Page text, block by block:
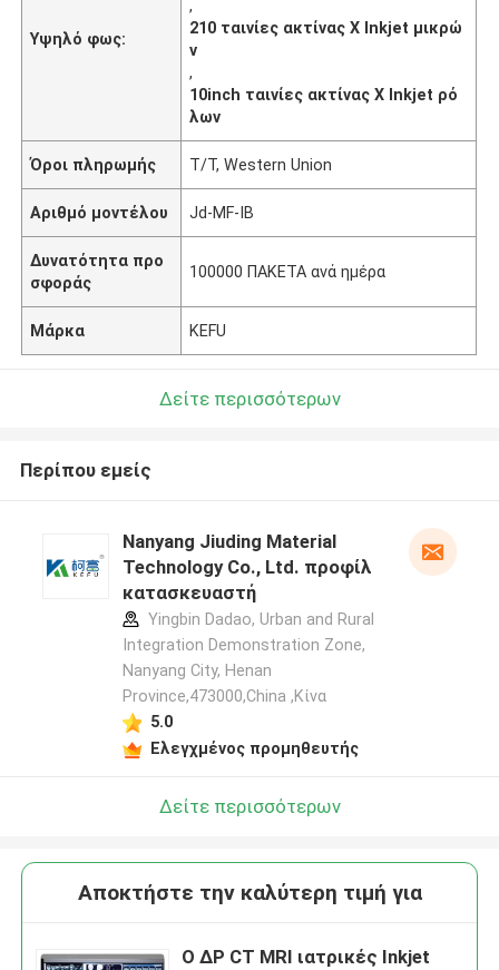
Υψηλό φως:
,
210 ταινίες ακτίνας X Inkjet μικρώ
ν
,
10inch ταινίες ακτίνας X Inkjet ρό
λων
Όροι πληρωμής T/T, Western Union
Αριθμό μοντέλου Jd-MF-IB
Δυνατότητα προ
σφοράς
100000 ΠΑΚΕΤΑ ανά ημέρα
Μάρκα KEFU
Δείτε περισσότερων
Περίπου εμείς
Nanyang Jiuding Material
Technology Co., Ltd. προφίλ
κατασκευαστή
Yingbin Dadao, Urban and Rural
Integration Demonstration Zone,
Nanyang City, Henan
Province,473000,China ,Κίνα
5.0
Ελεγχμένος προμηθευτής
Δείτε περισσότερων
Αποκτήστε την καλύτερη τιμή για
Ο ΔΡ CT MRI ιατρικές Inkjet